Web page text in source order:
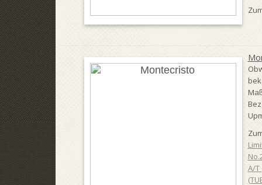
A/T